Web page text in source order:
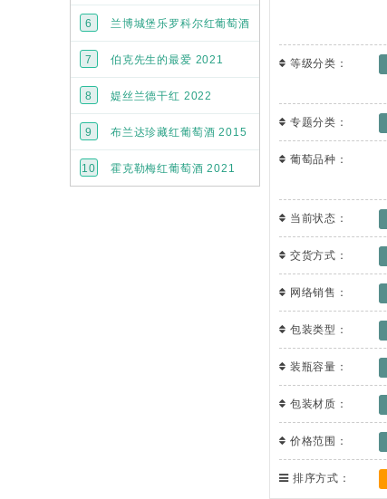
2021
BORDEAUX
1800
6 兰博城堡乐罗科尔红葡萄酒
2022
1200
7 伯克先生的最爱 2021
N/S
已拼
8 媞丝兰德干红 2022
le-Désert‌ 圣吉勒姆-
1200
9 布兰达珍藏红葡萄酒 2015
630
10 霍克勒梅红葡萄酒 2021
等级分类：
专题分类：
葡萄品种：
当前状态：
交货方式：
网络销售：
包装类型：
装瓶容量：
包装材质：
价格范围：
排序方式：